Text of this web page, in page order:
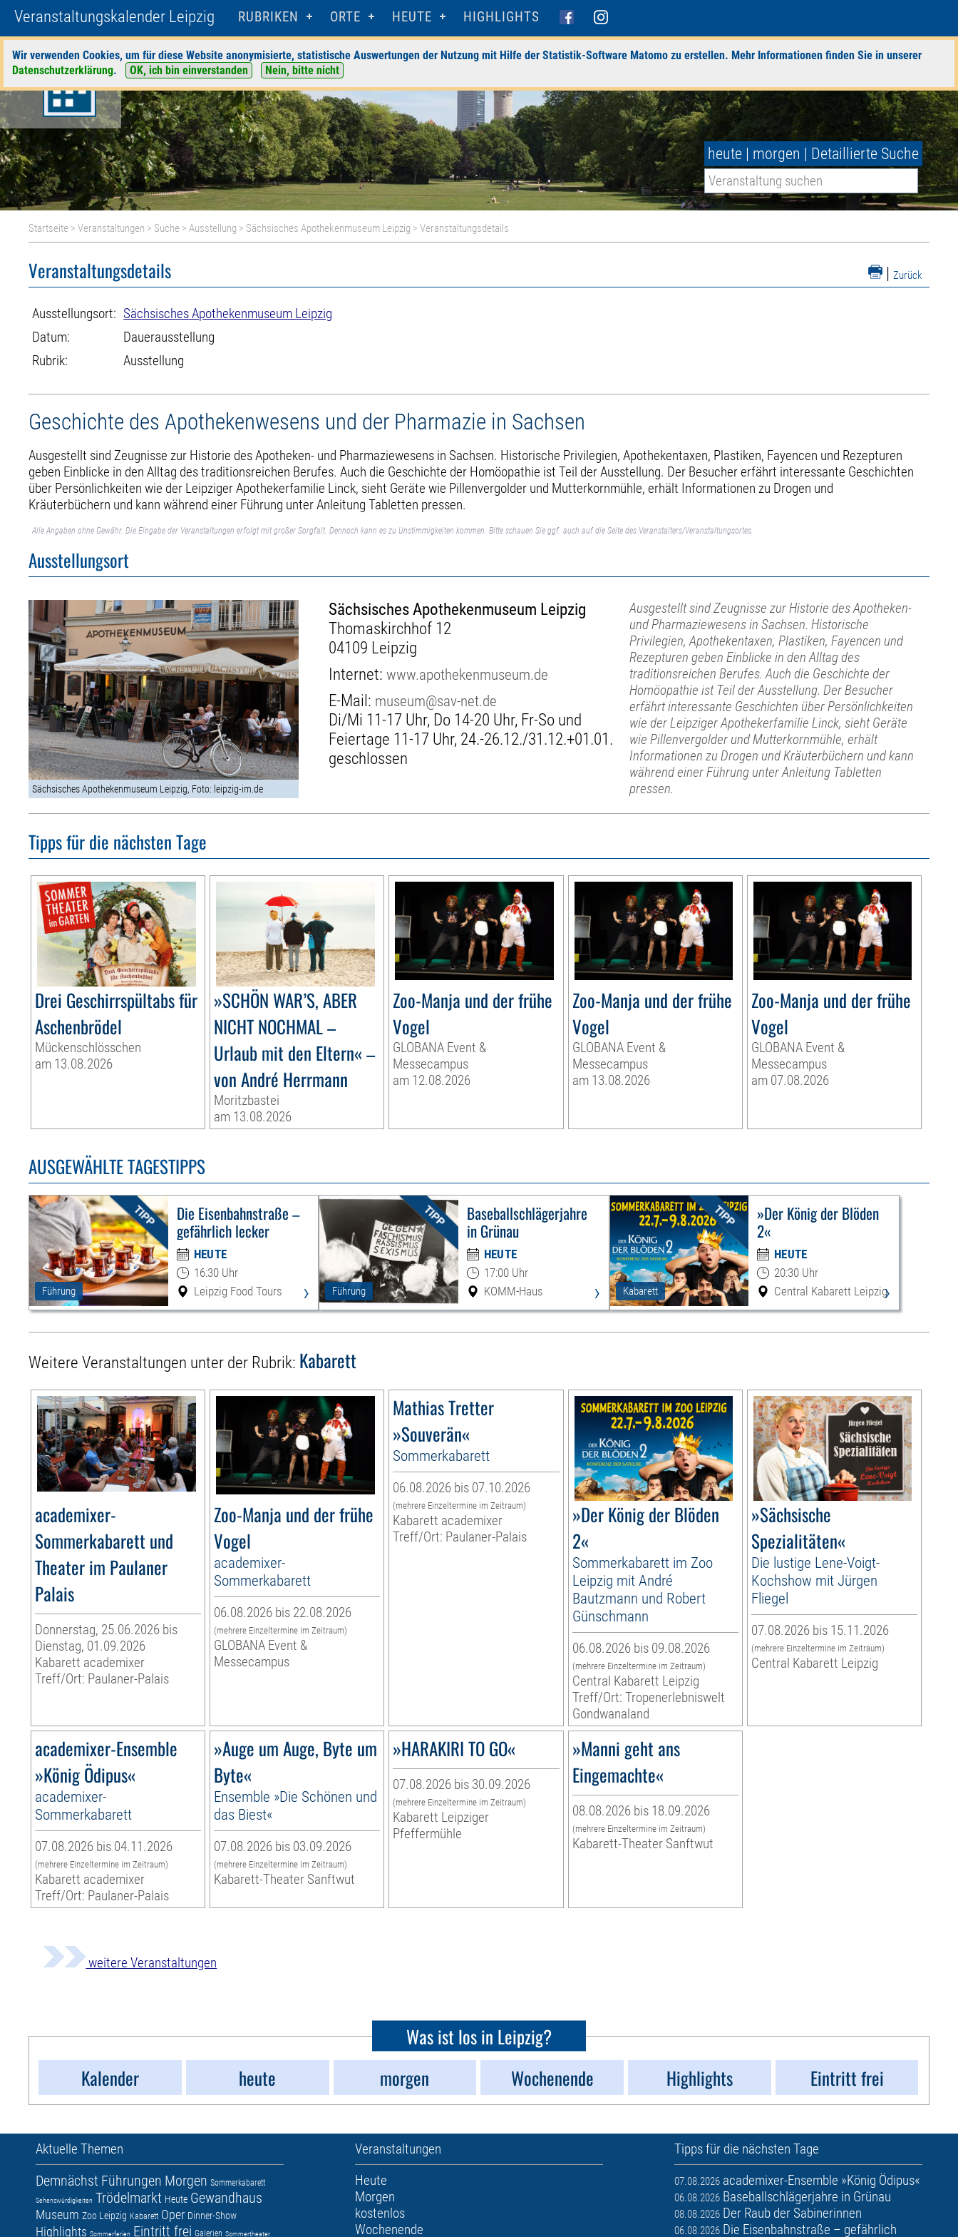
Veranstaltungskalender Leipzig RUBRIKEN ORTE HEUTE HIGHLIGHTS
Wir verwenden Cookies, um für diese Website anonymisierte, statistische Auswertungen der Nutzung mit Hilfe der Statistik-Software Matomo zu erstellen. Mehr Informationen finden Sie in unserer
Datenschutzerklärung. OK, ich bin einverstanden Nein, bitte nicht
heute | morgen | Detaillierte Suche
Startseite >Veranstaltungen > Suche >Ausstellung > Sächsisches Apothekenmuseum Leipzig > Veranstaltungsdetails
| Zurück
Veranstaltungsdetails
Ausstellungsort: Sächsisches Apothekenmuseum Leipzig
Datum:
Dauerausstellung
Rubrik:
Ausstellung
Geschichte des Apothekenwesens und der Pharmazie in Sachsen
Ausgestellt sind Zeugnisse zur Historie des Apotheken- und Pharmaziewesens in Sachsen. Historische Privilegien, Apothekentaxen, Plastiken, Fayencen und Rezepturen
geben Einblicke in den Alltag des traditionsreichen Berufes. Auch die Geschichte der Homöopathie ist Teil der Ausstellung. Der Besucher erfährt interessante Geschichten
über Persönlichkeiten wie der Leipziger Apothekerfamilie Linck, sieht Geräte wie Pillenvergolder und Mutterkornmühle, erhält Informationen zu Drogen und
Kräuterbüchern und kann während einer Führung unter Anleitung Tabletten pressen.
Alle Angaben ohne Gewähr. Die Eingabe der Veranstaltungen erfolgt mit großer Sorgfalt. Dennoch kann es zu Unstimmigkeiten kommen. Bitte schauen Sie ggf. auch auf die Seite des Veranstalters/Veranstaltungsortes.
Ausstellungsort
Sächsisches Apothekenmuseum Leipzig, Foto: leipzig-im.de
Sächsisches Apothekenmuseum Leipzig
Thomaskirchhof 12
04109 Leipzig
Internet:www.apothekenmuseum.de
E-Mail: museum@sav-net.de
Di/Mi 11-17 Uhr, Do 14-20 Uhr, Fr-So und
Feiertage 11-17 Uhr, 24.-26.12./31.12.+01.01.
geschlossen
Ausgestellt sind Zeugnisse zur Historie des Apotheken-
und Pharmaziewesens in Sachsen. Historische
Privilegien, Apothekentaxen, Plastiken, Fayencen und
Rezepturen geben Einblicke in den Alltag des
traditionsreichen Berufes. Auch die Geschichte der
Homöopathie ist Teil der Ausstellung. Der Besucher
erfährt interessante Geschichten über Persönlichkeiten
wie der Leipziger Apothekerfamilie Linck, sieht Geräte
wie Pillenvergolder und Mutterkornmühle, erhält
Informationen zu Drogen und Kräuterbüchern und kann
während einer Führung unter Anleitung Tabletten
pressen.
Tipps für die nächsten Tage
Drei Geschirrspültabs für
Aschenbrödel
Mückenschlösschen
am 13.08.2026
»SCHÖN WAR’S, ABER
NICHT NOCHMAL –
Urlaub mit den Eltern« –
von André Herrmann
Moritzbastei
am 13.08.2026
Zoo-Manja und der frühe
Vogel
GLOBANA Event &
Messecampus
am 12.08.2026
Zoo-Manja und der frühe
Vogel
GLOBANA Event &
Messecampus
am 13.08.2026
Zoo-Manja und der frühe
Vogel
GLOBANA Event &
Messecampus
am 07.08.2026
AUSGEWÄHLTE TAGESTIPPS
Führung
Die Eisenbahnstraße –
gefährlich lecker
HEUTE
16:30 Uhr
Leipzig Food Tours
› Führung
Baseballschlägerjahre
in Grünau
HEUTE
17:00 Uhr
KOMM-Haus
› Kabarett
»Der König der Blöden
2«
HEUTE
20:30 Uhr
Central Kabarett Leipzig›
Weitere Veranstaltungen unter der Rubrik: Kabarett
academixer-
Sommerkabarett und
Theater im Paulaner
Palais
Donnerstag, 25.06.2026 bis
Dienstag, 01.09.2026
Kabarett academixer
Treff/Ort: Paulaner-Palais
Zoo-Manja und der frühe
Vogel
academixer-
Sommerkabarett
06.08.2026 bis 22.08.2026
(mehrere Einzeltermine im Zeitraum)
GLOBANA Event &
Messecampus
Mathias Tretter
»Souverän«
Sommerkabarett
06.08.2026 bis 07.10.2026
(mehrere Einzeltermine im Zeitraum)
Kabarett academixer
Treff/Ort: Paulaner-Palais
»Der König der Blöden
2«
Sommerkabarett im Zoo
Leipzig mit André
Bautzmann und Robert
Günschmann
06.08.2026 bis 09.08.2026
(mehrere Einzeltermine im Zeitraum)
Central Kabarett Leipzig
Treff/Ort: Tropenerlebniswelt
Gondwanaland
»Sächsische
Spezialitäten«
Die lustige Lene-Voigt-
Kochshow mit Jürgen
Fliegel
07.08.2026 bis 15.11.2026
(mehrere Einzeltermine im Zeitraum)
Central Kabarett Leipzig
academixer-Ensemble
»König Ödipus«
academixer-
Sommerkabarett
07.08.2026 bis 04.11.2026
(mehrere Einzeltermine im Zeitraum)
Kabarett academixer
Treff/Ort: Paulaner-Palais
»Auge um Auge, Byte um
Byte«
Ensemble »Die Schönen und
das Biest«
07.08.2026 bis 03.09.2026
(mehrere Einzeltermine im Zeitraum)
Kabarett-Theater Sanftwut
»HARAKIRI TO GO«
07.08.2026 bis 30.09.2026
(mehrere Einzeltermine im Zeitraum)
Kabarett Leipziger
Pfeffermühle
»Manni geht ans
Eingemachte«
08.08.2026 bis 18.09.2026
(mehrere Einzeltermine im Zeitraum)
Kabarett-Theater Sanftwut
weitere Veranstaltungen
Was ist los in Leipzig?
Kalender
heute morgen Wochenende Highlights Eintritt frei
Aktuelle Themen
Demnächst Führungen Morgen Sommerkabarett
Sehenswürdigkeiten Trödelmarkt Heute Gewandhaus
Museum Zoo Leipzig Kabarett Oper Dinner-Show
Highlights Sommerferien Eintritt frei Galerien Sommertheater
Veranstaltungen
Heute
Morgen
kostenlos
Wochenende
Tipps für die nächsten Tage
07.08.2026 academixer-Ensemble »König Ödipus«
06.08.2026 Baseballschlägerjahre in Grünau
08.08.2026 Der Raub der Sabinerinnen
06.08.2026 Die Eisenbahnstraße – gefährlich